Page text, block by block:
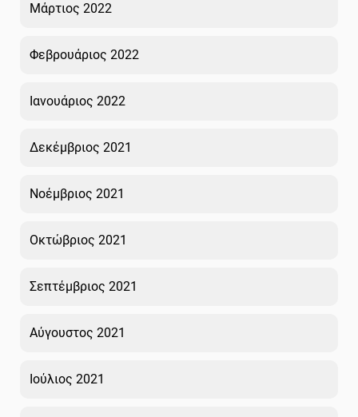
Μάρτιος 2022
Φεβρουάριος 2022
Ιανουάριος 2022
Δεκέμβριος 2021
Νοέμβριος 2021
Οκτώβριος 2021
Σεπτέμβριος 2021
Αύγουστος 2021
Ιούλιος 2021